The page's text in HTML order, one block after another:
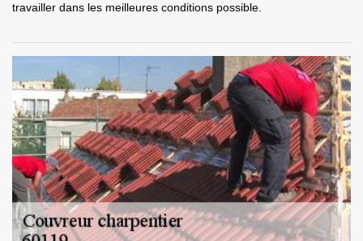
travailler dans les meilleures conditions possible.